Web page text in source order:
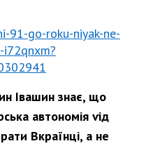
91-go-roku-niyak-ne-
i72qnxm?
Івашин знає, що
автономія ѵід
Вкраїнці, а не